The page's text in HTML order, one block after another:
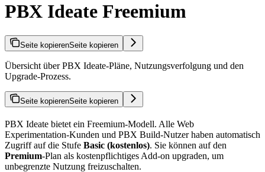
PBX Ideate Freemium
Seite kopierenSeite kopieren
Übersicht über PBX Ideate-Pläne, Nutzungsverfolgung und den
Upgrade-Prozess.
Seite kopierenSeite kopieren
PBX Ideate bietet ein Freemium-Modell. Alle Web
Experimentation-Kunden und PBX Build-Nutzer haben automatisch
Zugriff auf die Stufe Basic (kostenlos). Sie können auf den
Premium-Plan als kostenpflichtiges Add-on upgraden, um
unbegrenzte Nutzung freizuschalten.